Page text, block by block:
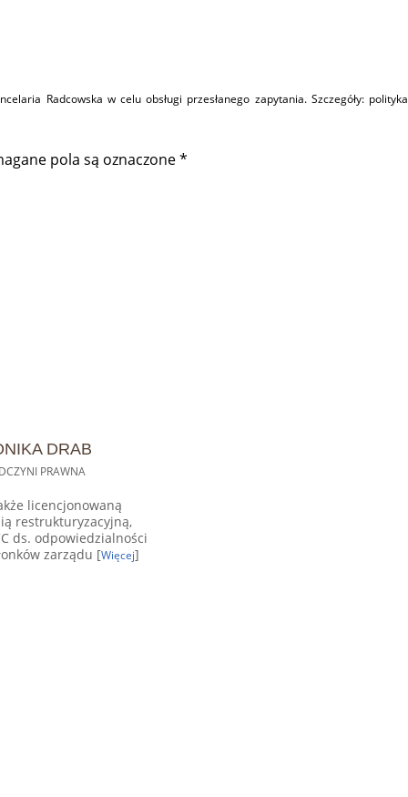
Radcowska w celu obsługi przesłanego zapytania. Szczegóły: polityka
pola są oznaczone*
DRAB
PRAWNA
licencjonowaną
restrukturyzacyjną,
ds. odpowiedzialności
zarządu [Więcej]